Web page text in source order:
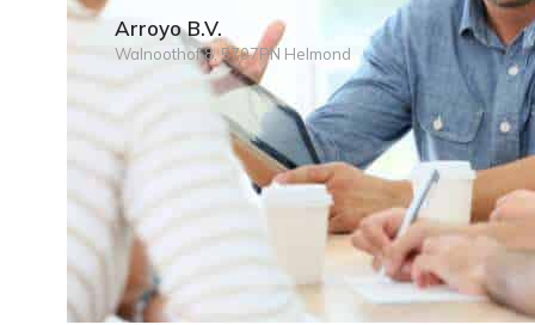
Arroyo B.V.
Walnoothof 8, 5707PN Helmond